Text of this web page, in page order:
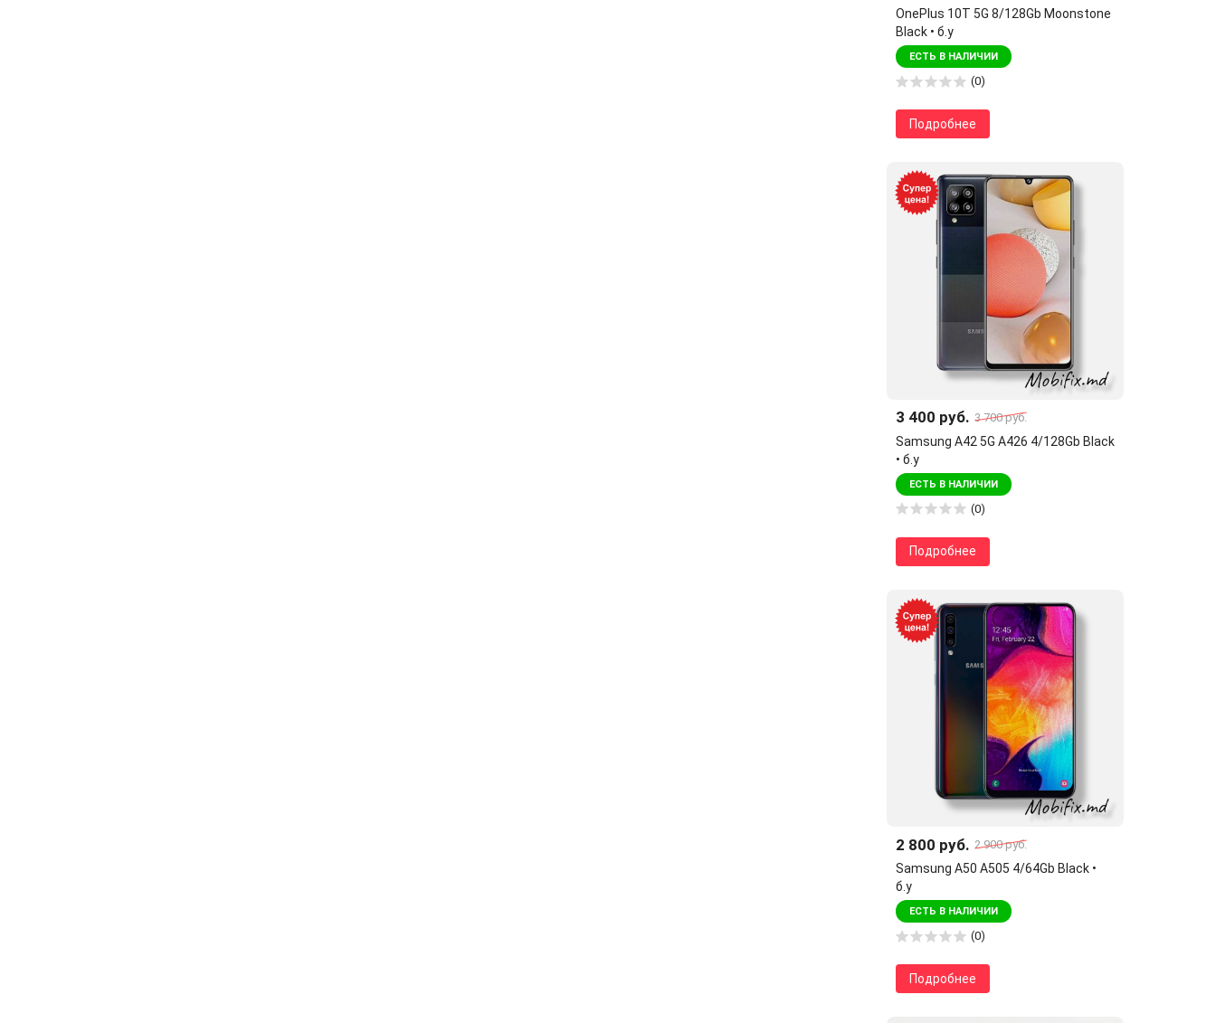
OnePlus 10T 5G 8/128Gb Moonstone
Black • б.у
ЕСТЬ В НАЛИЧИИ
(0)
Подробнее
3 400 руб. 3 700 руб.
Samsung A42 5G A426 4/128Gb Black
• б.у
ЕСТЬ В НАЛИЧИИ
(0)
Подробнее
2 800 руб. 2 900 руб.
Samsung A50 A505 4/64Gb Black •
б.у
ЕСТЬ В НАЛИЧИИ
(0)
Подробнее